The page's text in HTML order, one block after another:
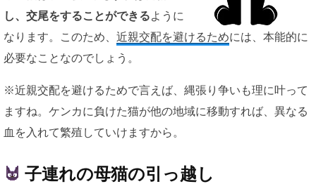
し、交尾をすることができるように
なります。このため、 近親交配を避けるためには、本能的に
必要なことなのでしょう。
※近親交配を避けるためで言えば、縄張り争いも理に叶って
ますね。ケンカに負けた猫が他の地域に移動すれば、異なる
血を入れて繁殖していけますから。
子連れの母猫の引っ越し